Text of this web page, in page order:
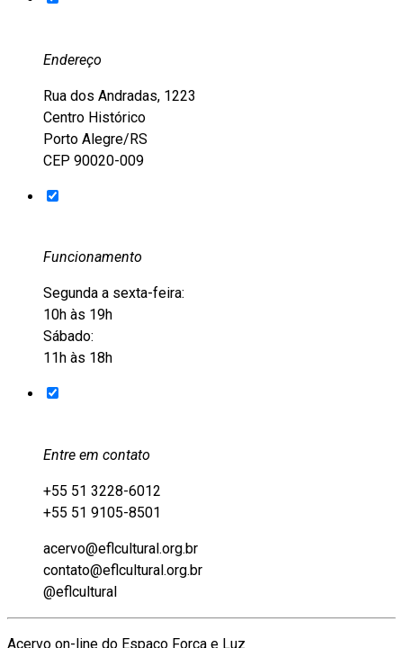
Endereço
Rua dos Andradas, 1223
Centro Histórico
Porto Alegre/RS
CEP 90020-009
Funcionamento
Segunda a sexta-feira:
10h às 19h
Sábado:
11h às 18h
Entre em contato
+55 51 3228-6012
+55 51 9105-8501
acervo@eflcultural.org.br
contato@eflcultural.org.br
@eflcultural
Acervo on-line do Espaço Força e Luz